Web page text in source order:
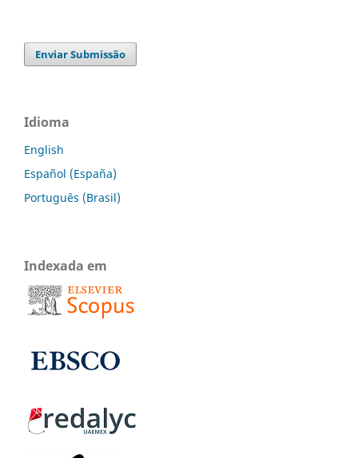
Enviar Submissão
Idioma
English
Español (España)
Português (Brasil)
Indexada em